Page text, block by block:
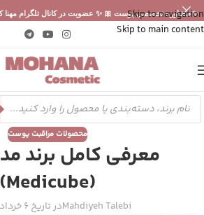
Skip to navigation
Skip to main content
✨ مشاوره تخصصی پوست 🎀 ✨ عضویت در کانال تلگرام مهنا
محصولات مراقبت پوست
معرفی کامل برند
(Medicube)
Mahdiyeh Talebiدر تاریخ 6 خرداد 1404